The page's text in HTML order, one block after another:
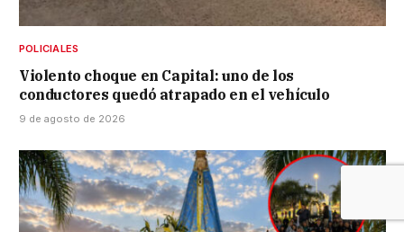
POLICIALES
Violento choque en Capital: uno de los
conductores quedó atrapado en el vehículo
9 de agosto de 2026